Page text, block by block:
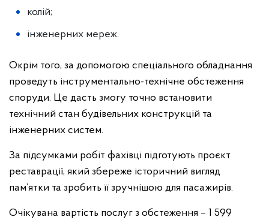
колій;
інженерних мереж.
Окрім того, за допомогою спеціального обладнання
проведуть інструментально-технічне обстеження
споруди. Це дасть змогу точно встановити
технічний стан будівельних конструкцій та
інженерних систем.
За підсумками робіт фахівці підготують проєкт
реставрації, який збереже історичний вигляд
пам’ятки та зробить її зручнішою для пасажирів.
Очікувана вартість послуг з обстеження – 1 599